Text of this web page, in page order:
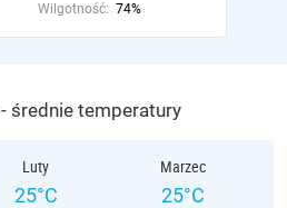
Wilgotność: 74%
średnie temperatury
Luty
25°C
Marzec
25°C